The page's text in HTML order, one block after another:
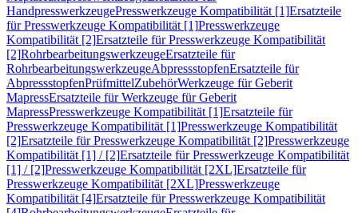
HandpresswerkzeugePresswerkzeuge Kompatibilität [1]Ersatzteile
für Presswerkzeuge Kompatibilität [1]Presswerkzeuge
Kompatibilität [2]Ersatzteile für Presswerkzeuge Kompatibilität
[2]RohrbearbeitungswerkzeugeErsatzteile für
RohrbearbeitungswerkzeugeAbpressstopfenErsatzteile für
AbpressstopfenPrüfmittelZubehörWerkzeuge für Geberit
MapressErsatzteile für Werkzeuge für Geberit
MapressPresswerkzeuge Kompatibilität [1]Ersatzteile für
Presswerkzeuge Kompatibilität [1]Presswerkzeuge Kompatibilität
[2]Ersatzteile für Presswerkzeuge Kompatibilität [2]Presswerkzeuge
Kompatibilität [1] / [2]Ersatzteile für Presswerkzeuge Kompatibilität
[1] / [2]Presswerkzeuge Kompatibilität [2XL]Ersatzteile für
Presswerkzeuge Kompatibilität [2XL]Presswerkzeuge
Kompatibilität [4]Ersatzteile für Presswerkzeuge Kompatibilität